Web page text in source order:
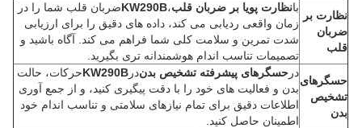
نظارت بر
ضربان
قلب
بانظارت پویا بر ضربان قلب،KW290Bضربان قلب شما را در
زمان واقعی ردیابی می کند، داده های دقیق را برای ارزیابی
شدت تمرین و سلامت کلی شما فراهم می کند. آگاه باشید و
تصمیمات تناسب اندام هوشمندانه تری بگیرید.
حسگرهای
تشخیص
بدن
در حسگرهای پیشرفته تشخیص بدندر KW290Bحرکات، حالت
بدن و فعالیت های خود را با دقت پیگیری کنید، و از جمع آوری
اطلاعات دقیق برای تمام نیازهای سلامتی و تناسب اندام خود
اطمینان حاصل کنید.